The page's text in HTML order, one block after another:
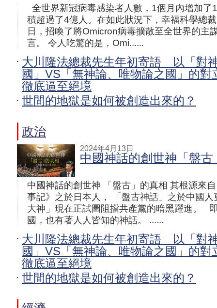
全世界新冠病毒感染者人數，1個月內增加了
積超過了4億人。在如此狀況下，幸福科學總
日，招喚了將Omicron病毒擴散至全世界的主
言。 令人吃驚的是，Omi......
大川隆法總裁先生年初寄語 以「對
國」VS「無神論、唯物論之國」的對
徹底逼至絕境
世間的地獄是如何被創造出來的？
政治
2024年4月13日
中國神話的創世神「盤古
中國神話的創世神 「盤古」的真相 其根源來
事記》之於日本人， 「盤古神話」之於中國
大神」現在正試圖阻擋共產黨的暗黑躍進。
國，也有著人人皆知的神話。 ......
大川隆法總裁先生年初寄語 以「對
國」VS「無神論、唯物論之國」的對
徹底逼至絕境
世間的地獄是如何被創造出來的？